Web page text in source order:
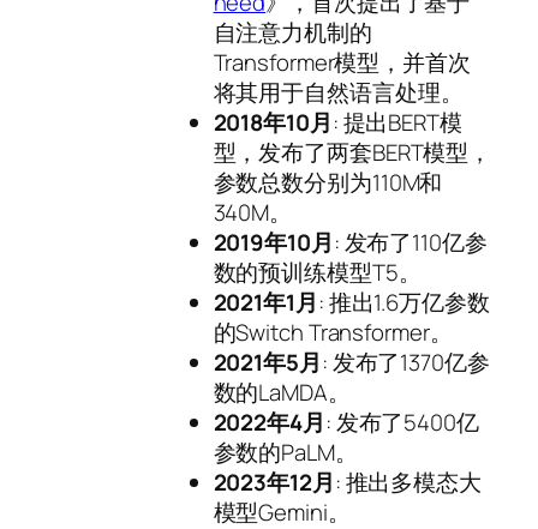
自注意力机制的
Transformer模型，并首次
将其用于自然语言处理。
2018年10月: 提出BERT模
型，发布了两套BERT模型，
参数总数分别为110M和
340M。
2019年10月: 发布了110亿参
数的预训练模型T5。
2021年1月: 推出1.6万亿参数
的Switch Transformer。
2021年5月: 发布了1370亿参
数的LaMDA。
2022年4月: 发布了5400亿
参数的PaLM。
2023年12月: 推出多模态大
模型Gemini。